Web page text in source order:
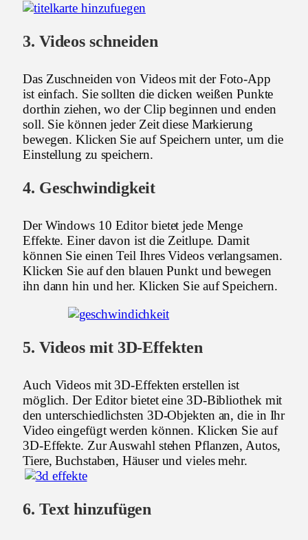
3. Videos schneiden
Das Zuschneiden von Videos mit der Foto-App
ist einfach. Sie sollten die dicken weißen Punkte
dorthin ziehen, wo der Clip beginnen und enden
soll. Sie können jeder Zeit diese Markierung
bewegen. Klicken Sie auf Speichern unter, um die
Einstellung zu speichern.
4. Geschwindigkeit
Der Windows 10 Editor bietet jede Menge
Effekte. Einer davon ist die Zeitlupe. Damit
können Sie einen Teil Ihres Videos verlangsamen.
Klicken Sie auf den blauen Punkt und bewegen
ihn dann hin und her. Klicken Sie auf Speichern.
5. Videos mit 3D-Effekten
Auch Videos mit 3D-Effekten erstellen ist
möglich. Der Editor bietet eine 3D-Bibliothek mit
den unterschiedlichsten 3D-Objekten an, die in Ihr
Video eingefügt werden können. Klicken Sie auf
3D-Effekte. Zur Auswahl stehen Pflanzen, Autos,
Tiere, Buchstaben, Häuser und vieles mehr.
6. Text hinzufügen